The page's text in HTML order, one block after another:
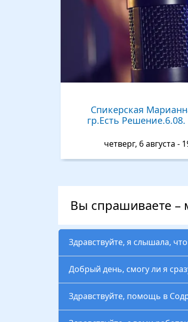
Спикерская
гр.Есть Решение.6.08.
четверг, 6 августа -
Вы спрашиваете –
Здравствуйте, я слышала,
Добрый день, смогу ли я
Здравствуйте, помощь в